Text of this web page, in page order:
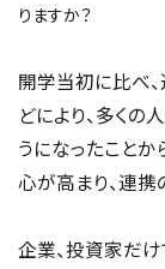
りますか？
開学当初に比べ
どにより、多く
うになったこと
心が高まり、連携
企業、投資家だ